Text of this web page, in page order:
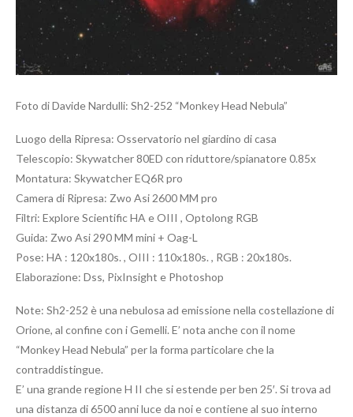
Foto di Davide Nardulli: Sh2-252 “Monkey Head Nebula”
Luogo della Ripresa: Osservatorio nel giardino di casa
Telescopio: Skywatcher 80ED con riduttore/spianatore 0.85x
Montatura: Skywatcher EQ6R pro
Camera di Ripresa: Zwo Asi 2600 MM pro
Filtri: Explore Scientific HA e OIII , Optolong RGB
Guida: Zwo Asi 290 MM mini + Oag-L
Pose: HA : 120x180s. , OIII : 110x180s. , RGB : 20x180s.
Elaborazione: Dss, PixInsight e Photoshop
Note: Sh2-252 è una nebulosa ad emissione nella costellazione di
Orione, al confine con i Gemelli. E’ nota anche con il nome
“Monkey Head Nebula” per la forma particolare che la
contraddistingue.
E’ una grande regione H II che si estende per ben 25′. Si trova ad
una distanza di 6500 anni luce da noi e contiene al suo interno